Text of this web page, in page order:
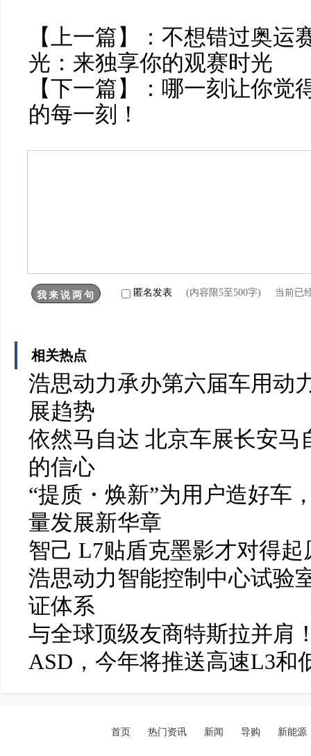
【上一篇】： 不想错过奥运
光：来独享你的观赛时光
【下一篇】： 哪一刻让你觉
的每一刻！
匿名发表 (内容限5至500字) 当前已
相关热点
浩思动力承办第六届车用动
展趋势
依然马自达 北京车展长安
的信心
“提质・焕新”为用户造好车
量发展新华章
智己 L7贴盾克墨影才对得起
浩思动力智能控制中心试验
证体系
与全球顶级友商特斯拉并肩
ASD，今年将推送高速L3和
首页 热门资讯 新闻 导购 新能源